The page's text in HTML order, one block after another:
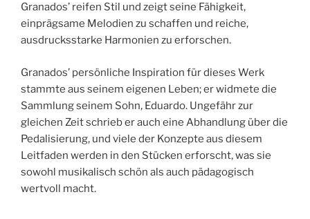
Granados’ reifen Stil und zeigt seine Fähigkeit,
einprägsame Melodien zu schaffen und reiche,
ausdrucksstarke Harmonien zu erforschen.
Granados’ persönliche Inspiration für dieses Werk
stammte aus seinem eigenen Leben; er widmete die
Sammlung seinem Sohn, Eduardo. Ungefähr zur
gleichen Zeit schrieb er auch eine Abhandlung über die
Pedalisierung, und viele der Konzepte aus diesem
Leitfaden werden in den Stücken erforscht, was sie
sowohl musikalisch schön als auch pädagogisch
wertvoll macht.